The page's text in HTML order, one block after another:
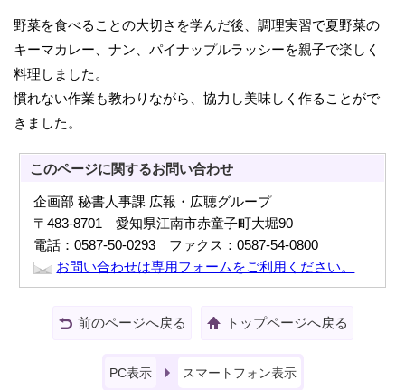
野菜を食べることの大切さを学んだ後、調理実習で夏野菜の
キーマカレー、ナン、パイナップルラッシーを親子で楽しく
料理しました。
慣れない作業も教わりながら、協力し美味しく作ることがで
きました。
このページに関するお問い合わせ
企画部 秘書人事課 広報・広聴グループ
〒483-8701 愛知県江南市赤童子町大堀90
電話：0587-50-0293 ファクス：0587-54-0800
お問い合わせは専用フォームをご利用ください。
前のページへ戻る トップページへ戻る
PC表示 スマートフォン表示